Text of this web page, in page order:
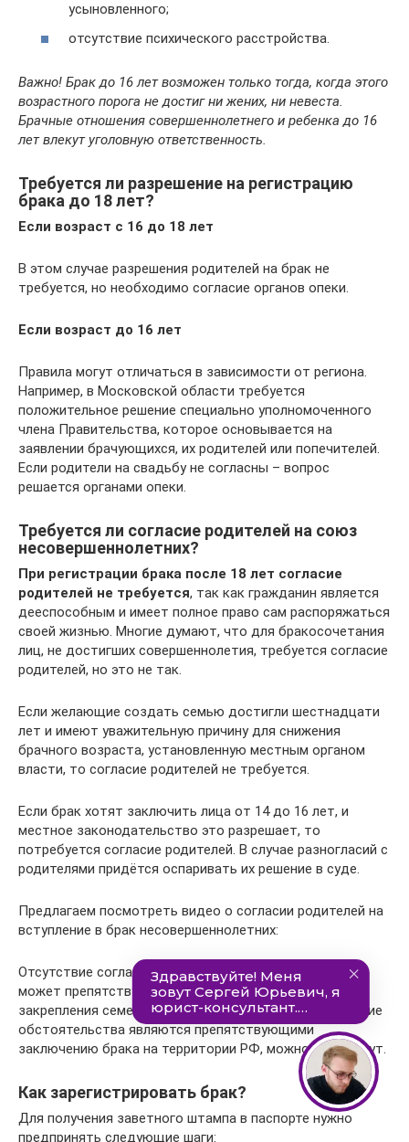
усыновленного;
отсутствие психического расстройства.
Важно! Брак до 16 лет возможен только тогда, когда этого
возрастного порога не достиг ни жених, ни невеста.
Брачные отношения совершеннолетнего и ребенка до 16
лет влекут уголовную ответственность.
Требуется ли разрешение на регистрацию
брака до 18 лет?
Если возраст с 16 до 18 лет
В этом случае разрешения родителей на брак не
требуется, но необходимо согласие органов опеки.
Если возраст до 16 лет
Правила могут отличаться в зависимости от региона.
Например, в Московской области требуется
положительное решение специально уполномоченного
члена Правительства, которое основывается на
заявлении брачующихся, их родителей или попечителей.
Если родители на свадьбу не согласны – вопрос
решается органами опеки.
Требуется ли согласие родителей на союз
несовершеннолетних?
При регистрации брака после 18 лет согласие
родителей не требуется, так как гражданин является
дееспособным и имеет полное право сам распоряжаться
своей жизнью. Многие думают, что для бракосочетания
лиц, не достигших совершеннолетия, требуется согласие
родителей, но это не так.
Если желающие создать семью достигли шестнадцати
лет и имеют уважительную причину для снижения
брачного возраста, установленную местным органом
власти, то согласие родителей не требуется.
Если брак хотят заключить лица от 14 до 16 лет, и
местное законодательство это разрешает, то
потребуется согласие родителей. В случае разногласий с
родителями придётся оспаривать их решение в суде.
Предлагаем посмотреть видео о согласии родителей на
вступление в брак несовершеннолетних:
Отсутствие согласия родителей и возраст до 18 лет
может препятствующими обстоятельствами для
закрепления семейных уз. Более подробно про то, какие
обстоятельства являются препятствующими
заключению брака на территории РФ, можно узнать тут.
Как зарегистрировать брак?
Для получения заветного штампа в паспорте нужно
предпринять следующие шаги: